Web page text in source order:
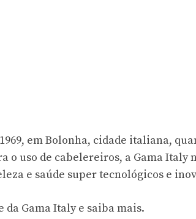
em Bolonha, cidade italiana,
o uso de cabelereiros, a Gama
e saúde super tecnológicos e
da Gama Italy e saiba mais.